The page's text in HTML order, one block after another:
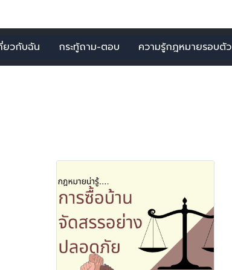
ยวกับฉัน กระทู้ถาม-ตอบ ความรู้กฎหมายรอบตัว